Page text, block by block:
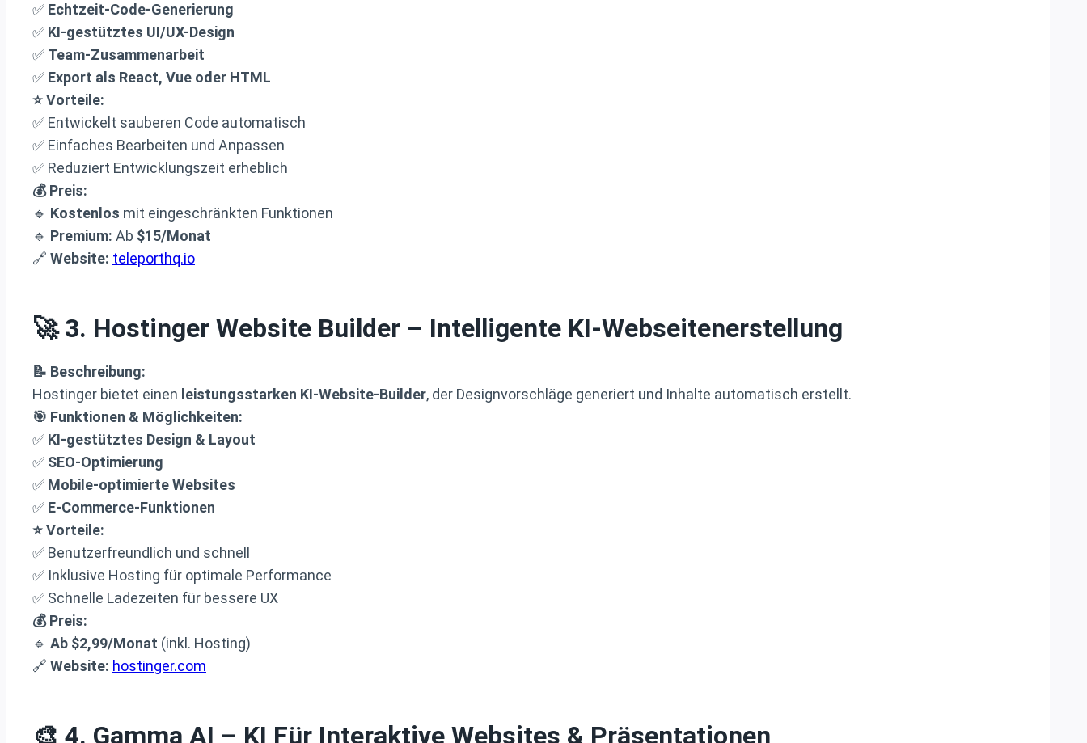
✅ Echtzeit-Code-Generierung
✅ KI-gestütztes UI/UX-Design
✅ Team-Zusammenarbeit
✅ Export als React, Vue oder HTML
⭐ Vorteile:
✅ Entwickelt sauberen Code automatisch
✅ Einfaches Bearbeiten und Anpassen
✅ Reduziert Entwicklungszeit erheblich
💰 Preis:
🔹 Kostenlos mit eingeschränkten Funktionen
🔹 Premium: Ab $15/Monat
🔗 Website: teleporthq.io
🚀 3. Hostinger Website Builder – Intelligente KI-Webseitenerstellung
📝 Beschreibung:
Hostinger bietet einen leistungsstarken KI-Website-Builder, der Designvorschläge generiert und Inhalte automatisch erstellt.
🎯 Funktionen & Möglichkeiten:
✅ KI-gestütztes Design & Layout
✅ SEO-Optimierung
✅ Mobile-optimierte Websites
✅ E-Commerce-Funktionen
⭐ Vorteile:
✅ Benutzerfreundlich und schnell
✅ Inklusive Hosting für optimale Performance
✅ Schnelle Ladezeiten für bessere UX
💰 Preis:
🔹 Ab $2,99/Monat (inkl. Hosting)
🔗 Website: hostinger.com
🎨 4. Gamma AI – KI Für Interaktive Websites & Präsentationen